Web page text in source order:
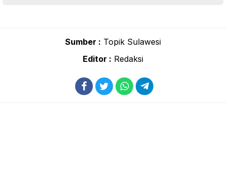
Sumber : Topik Sulawesi
Editor : Redaksi